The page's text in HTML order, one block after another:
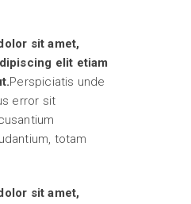
sit amet,
elit etiam
Perspiciatis unde
error sit
totam
sit amet,